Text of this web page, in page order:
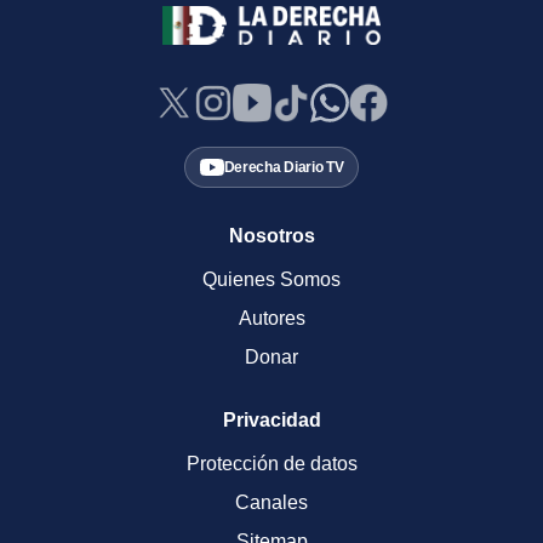
Derecha Diario TV
Nosotros
Quienes Somos
Autores
Donar
Privacidad
Protección de datos
Canales